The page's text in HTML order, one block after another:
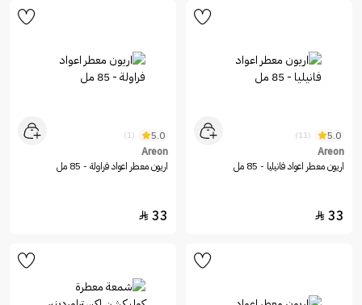
5.0
(11)
Areon
اريون معطر اعواد فانيليا - 85 مل
33

5.0
(1)
Areon
اريون معطر اعواد فراولة - 85 مل
33
